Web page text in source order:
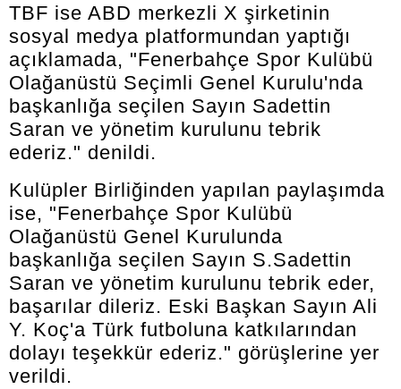
TBF ise ABD merkezli X şirketinin
sosyal medya platformundan yaptığı
açıklamada, "Fenerbahçe Spor Kulübü
Olağanüstü Seçimli Genel Kurulu'nda
başkanlığa seçilen Sayın Sadettin
Saran ve yönetim kurulunu tebrik
ederiz." denildi.
Kulüpler Birliğinden yapılan paylaşımda
ise, "Fenerbahçe Spor Kulübü
Olağanüstü Genel Kurulunda
başkanlığa seçilen Sayın S.Sadettin
Saran ve yönetim kurulunu tebrik eder,
başarılar dileriz. Eski Başkan Sayın Ali
Y. Koç'a Türk futboluna katkılarından
dolayı teşekkür ederiz." görüşlerine yer
verildi.